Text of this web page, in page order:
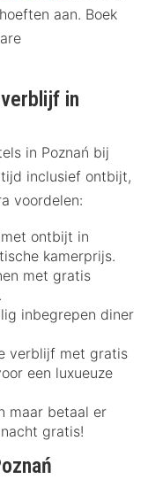
aan. Boek
in
in Poznań bij
inclusief ontbijt,
voordelen:
ontbijt in
kamerprijs.
met gratis
inbegrepen diner
verblijf met gratis
een luxueuze
maar betaal er
gratis!